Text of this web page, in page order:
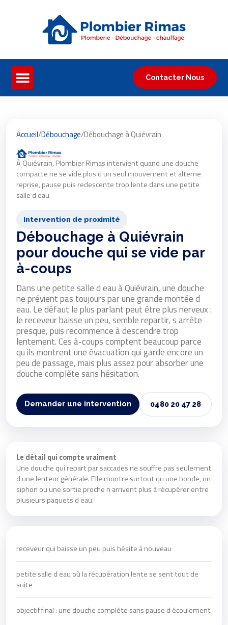
Contacter Nous
Accueil/Débouchage/Débouchage à Quiévrain
À Quiévrain, Plombier Rimas intervient quand une douche
compacte ne se vide plus d un seul mouvement et alterne
reprise, pause puis redescente trop lente dans une petite
salle d eau.
Intervention de proximité
Débouchage à Quiévrain
pour douche qui se vide par
à-coups
Dans une petite salle d eau à Quiévrain, une douche
ne prévient pas toujours par une grande montée d
eau. Le défaut le plus parlant peut être plus nerveux :
le receveur baisse un peu, semble repartir, s arrête
presque, puis recommence à descendre trop
lentement. Ces à-coups comptent beaucoup parce
qu ils montrent une évacuation qui garde encore un
peu de passage, mais plus assez pour absorber une
douche complète sans hésitation.
Demander une intervention 0480 20 47 28
Le détail qui compte vraiment
Une douche qui repart par saccades ne souffre pas seulement
d une lenteur générale. Elle montre surtout qu une bonde, un
siphon ou une sortie proche n arrivent plus à récupérer entre
plusieurs paquets d eau.
receveur qui baisse un peu puis hésite à nouveau
petite salle d eau où la récupération lente se sent tout de
suite
objectif final : une douche complète sans pause d écoulement